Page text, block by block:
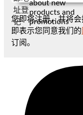
址登
记
about new
products and
promotions
您即将注册，并将
即表示您同意我们的
订阅。